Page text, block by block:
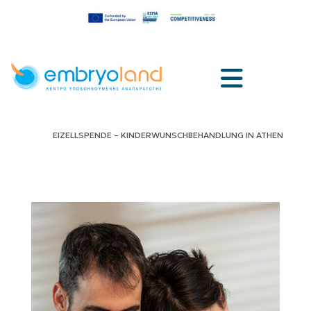
EIZELLSPENDE – KINDERWUNSCHBEHANDLUNG IN ATHEN